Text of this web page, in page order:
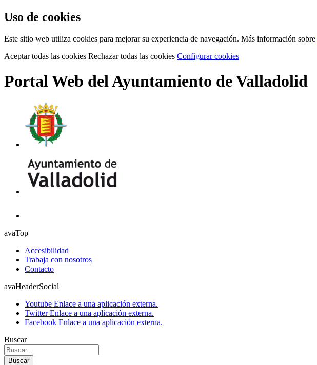
Uso de cookies
Este sitio web utiliza cookies para mejorar su experiencia de navegación. Más información sobre
Aceptar todas las cookies Rechazar todas las cookies Configurar cookies
Portal Web del Ayuntamiento de Valladolid
avaTop
Accesibilidad
Trabaja con nosotros
Contacto
avaHeaderSocial
Youtube Enlace a una aplicación externa.
TwitterEnlace a una aplicación externa.
Facebook Enlace a una aplicación externa.
Buscar
Buscar